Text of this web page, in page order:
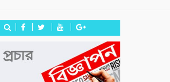
সদস্য তেরা মিয়াকে জড়িয়ে অপপ্রচার, এলাকাবাসীর